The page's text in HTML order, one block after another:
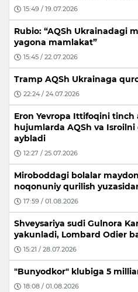
15:49 / 19.07.2026
Rubio: “AQSh Ukrainadagi
yagona mamlakat”
15:45 / 22.07.2026
Tramp AQSh Ukrainaga
22:24 / 24.07.2026
Eron Yevropa Ittifoqini tinch
hujumlarda AQSh va
aybladi
12:27 / 25.07.2026
Miroboddagi bolalar
noqonuniy qurilish
17:59 / 01.08.2026
Shveysariya sudi Gulnora
yakunladi, Lombard Odier
15:21 / 28.07.2026
"Bunyodkor" klubiga 5
18:08 / 01.08.2026